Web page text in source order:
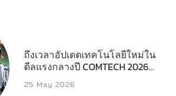
ถึงเวลาอัปเดตเทคโนโลยีใหม่ใน
ดีลแรงกลางปี COMTECH 2026
ลดสูงสุด 70%
25 May 2026